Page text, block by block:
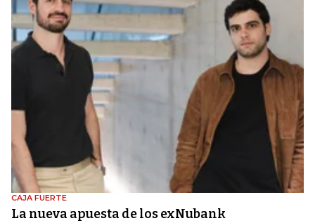
CAJA FUERTE
La nueva apuesta de los exNubank